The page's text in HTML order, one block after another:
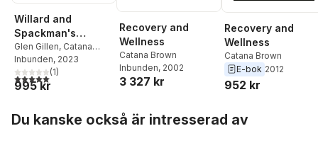
Willard and
Spackman's
Occupational
Therapy
Glen Gillen, Catana
Brown,Elelwani
Ramugondo
Inbunden, 2023
5,0utav 5 stjärnor. Totalt antal röster:
(1)
995 kr
Recovery and
Wellness
Catana Brown
Inbunden, 2002
3 327 kr
Recovery and
Wellness
Catana Brown
E-bok 2012
952 kr
Du kanske också är intresserad av